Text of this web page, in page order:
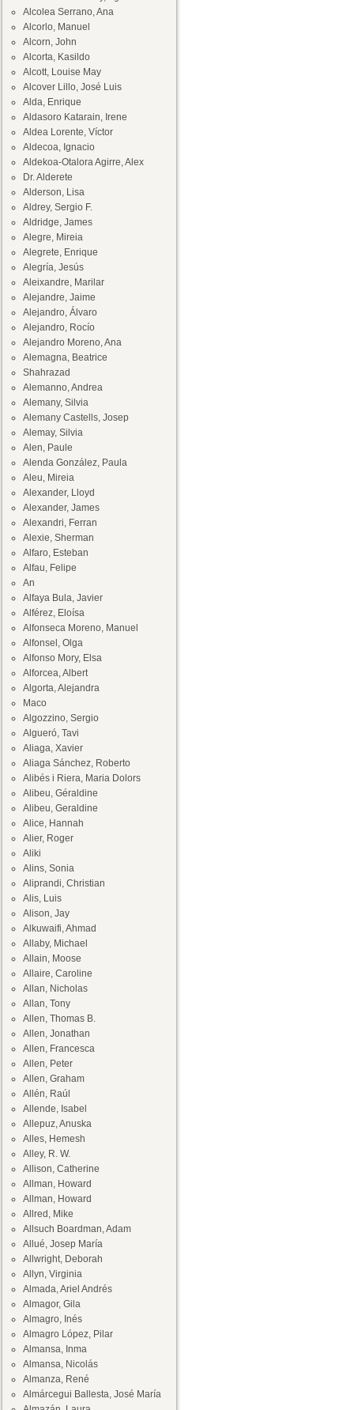
Alcolea Serrano, Ana
Alcorlo, Manuel
Alcorn, John
Alcorta, Kasildo
Alcott, Louise May
Alcover Lillo, José Luis
Alda, Enrique
Aldasoro Katarain, Irene
Aldea Lorente, Víctor
Aldecoa, Ignacio
Aldekoa-Otalora Agirre, Alex
Dr. Alderete
Alderson, Lisa
Aldrey, Sergio F.
Aldridge, James
Alegre, Mireia
Alegrete, Enrique
Alegría, Jesús
Aleixandre, Marilar
Alejandre, Jaime
Alejandro, Álvaro
Alejandro, Rocío
Alejandro Moreno, Ana
Alemagna, Beatrice
Shahrazad
Alemanno, Andrea
Alemany, Silvia
Alemany Castells, Josep
Alemay, Silvia
Alen, Paule
Alenda González, Paula
Aleu, Mireia
Alexander, Lloyd
Alexander, James
Alexandri, Ferran
Alexie, Sherman
Alfaro, Esteban
Alfau, Felipe
An
Alfaya Bula, Javier
Alférez, Eloísa
Alfonseca Moreno, Manuel
Alfonsel, Olga
Alfonso Mory, Elsa
Alforcea, Albert
Algorta, Alejandra
Maco
Algozzino, Sergio
Algueró, Tavi
Aliaga, Xavier
Aliaga Sánchez, Roberto
Alibés i Riera, Maria Dolors
Alibeu, Géraldine
Alibeu, Geraldine
Alice, Hannah
Alier, Roger
Aliki
Alins, Sonia
Aliprandi, Christian
Alis, Luis
Alison, Jay
Alkuwaifi, Ahmad
Allaby, Michael
Allain, Moose
Allaire, Caroline
Allan, Nicholas
Allan, Tony
Allen, Thomas B.
Allen, Jonathan
Allen, Francesca
Allen, Peter
Allen, Graham
Allén, Raúl
Allende, Isabel
Allepuz, Anuska
Alles, Hemesh
Alley, R. W.
Allison, Catherine
Allman, Howard
Allman, Howard
Allred, Mike
Allsuch Boardman, Adam
Allué, Josep María
Allwright, Deborah
Allyn, Virginia
Almada, Ariel Andrés
Almagor, Gila
Almagro, Inés
Almagro López, Pilar
Almansa, Inma
Almansa, Nicolás
Almanza, René
Almárcegui Ballesta, José María